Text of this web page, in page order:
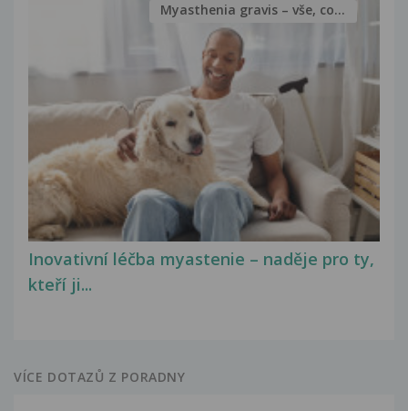
Inovativní léčba myastenie – naděje pro ty,
kteří ji...
Myasthenia gravis – vše, co...
VÍCE DOTAZŮ Z PORADNY